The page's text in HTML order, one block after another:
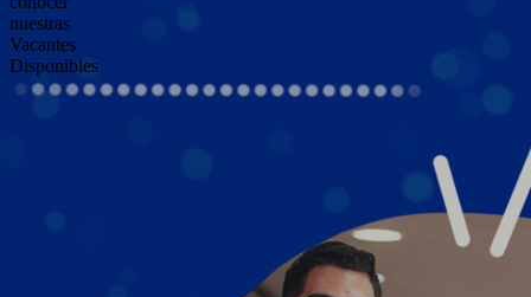
nuestras
Vacantes
Disponibles